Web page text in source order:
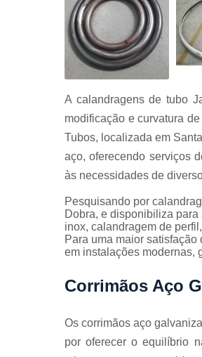
A calandragens de tubo
modificação e curvatura
Tubos, localizada em
aço, oferecendo serviços
às necessidades de
Pesquisando por
Dobra, e disponibiliza
inox, calandragem de
Para uma maior
em instalações modernas,
Corrimãos Aço
Os corrimãos aço
por oferecer o equilíbrio